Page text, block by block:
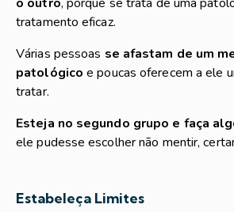
tratamento eficaz.
Várias pessoas se afastam de um
patológicoe poucas oferecem a ele
tratar.
Esteja no segundo grupo e faça
ele pudesse escolher não mentir,
Estabeleça Limites